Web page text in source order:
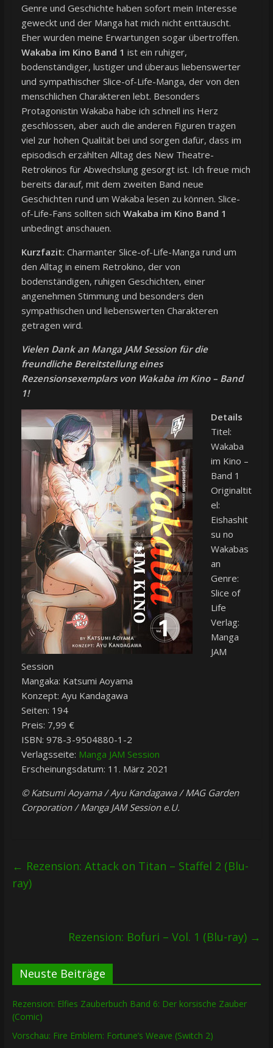
Genre und Geschichte haben sofort mein Interesse
geweckt und der Manga hat mich nicht enttäuscht.
Eher wurden meine Erwartungen sogar übertroffen.
Wakaba im Kino Band 1 ist ein ruhiger,
bodenständiger, lustiger und überaus liebenswerter
und sympathischer Slice-of-Life-Manga, der von den
menschlichen Charakteren lebt. Besonders
Protagonistin Wakaba habe ich schnell ins Herz
geschlossen, aber auch die anderen Figuren tragen
viel zur hohen Qualität bei und sorgen dafür, dass im
episodisch erzählten Alltag des New Theatre-
Retrokinos für Abwechslung gesorgt ist. Ich freue mich
bereits darauf, mit dem zweiten Band neue
Geschichten rund um Wakaba lesen zu können. Slice-
of-Life-Fans sollten sich Wakaba im Kino Band 1
unbedingt anschauen.
Kurzfazit: Charmanter Slice-of-Life-Manga rund um
den Alltag in einem Retrokino, der von
bodenständigen, ruhigen Geschichten, einer
angenehmen Stimmung und besonders den
sympathischen und liebenswerten Charakteren
getragen wird.
Vielen Dank an Manga JAM Session für die
freundliche Bereitstellung eines
Rezensionsexemplars von Wakaba im Kino – Band
1!
Details
Titel:
Wakaba
im Kino –
Band 1
Originaltit
el:
Eishashit
su no
Wakabas
an
Genre:
Slice of
Life
Verlag:
Manga
JAM
Session
Mangaka: Katsumi Aoyama
Konzept: Ayu Kandagawa
Seiten: 194
Preis: 7,99 €
ISBN: 978-3-9504880-1-2
Verlagsseite: Manga JAM Session
Erscheinungsdatum: 11. März 2021
© Katsumi Aoyama / Ayu Kandagawa / MAG Garden
Corporation / Manga JAM Session e.U.
← Rezension: Attack on Titan – Staffel 2 (Blu-
ray)
Rezension: Bofuri – Vol. 1 (Blu-ray) →
Neuste Beiträge
Rezension: Elfies Zauberbuch Band 6: Der korsische Zauber
(Comic)
Vorschau: Fire Emblem: Fortune’s Weave (Switch 2)